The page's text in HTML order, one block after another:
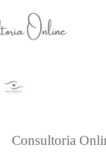
Consultoria